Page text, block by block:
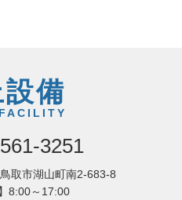
備
3251
取市湖山町南2-683-8
8:00～17:00